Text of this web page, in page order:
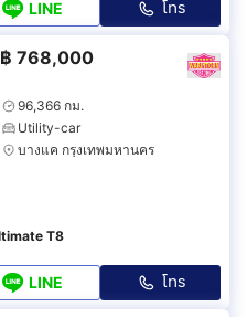
LINE โทร
฿ 768,000
96,366 กม.
Utility-car
บางแค กรุงเทพมหานคร
T8
LINE โทร